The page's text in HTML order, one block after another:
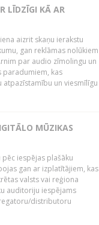
LĪDZĪGI KĀ AR
aizrit skaņu ierakstu
gan reklāmas nolūkiem
par audio zīmolingu un
paradumiem, kas
un viesmīlīgu
MŪZIKAS
iespējas plašāku
gan ar izplatītājiem, kas
valsts vai reģiona
auditoriju iespējams
distributoru